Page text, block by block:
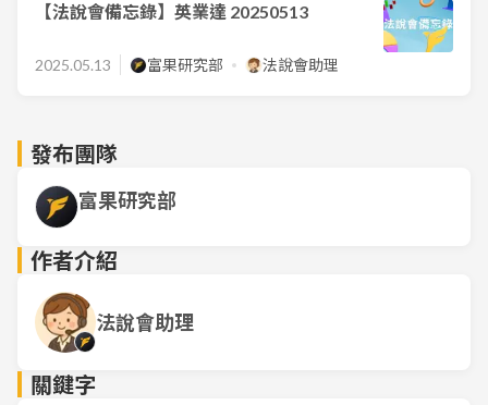
【法說會備忘錄】英業達 20250513
2025.05.13 富果研究部 法說會助理
發布團隊
富果研究部
作者介紹
法說會助理
關鍵字